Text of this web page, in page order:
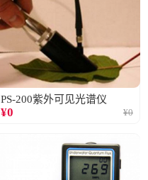
PS-200紫外可见光谱仪
¥0 ¥0